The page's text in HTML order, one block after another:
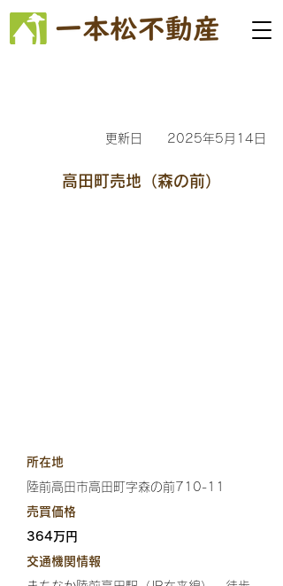
更新日 2025年5月14日
高田町売地（森の前）
所在地
陸前高田市高田町字森の前710-11
売買価格
364万円
交通機関情報